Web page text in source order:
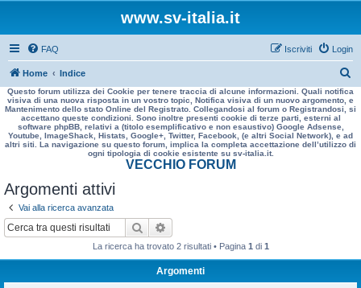
www.sv-italia.it
FAQ Login
Iscriviti
Home Indice
e
r
a
Questo forum utilizza dei Cookie per tenere traccia di alcune informazioni. Quali notifica
visiva di una nuova risposta in un vostro topic, Notifica visiva di un nuovo argomento, e
Mantenimento dello stato Online del Registrato. Collegandosi al forum o Registrandosi, si
accettano queste condizioni. Sono inoltre presenti cookie di terze parti, esterni al
software phpBB, relativi a (titolo esemplificativo e non esaustivo) Google Adsense,
Youtube, ImageShack, Histats, Google+, Twitter, Facebook, (e altri Social Network), e ad
altri siti. La navigazione su questo forum, implica la completa accettazione dell’utilizzo di
ogni tipologia di cookie esistente su sv-italia.it.
VECCHIO FORUM
Argomenti attivi
Vai alla ricerca avanzata
Cerca
La ricerca ha trovato 2 risultati • Pagina 1 di 1
Argomenti